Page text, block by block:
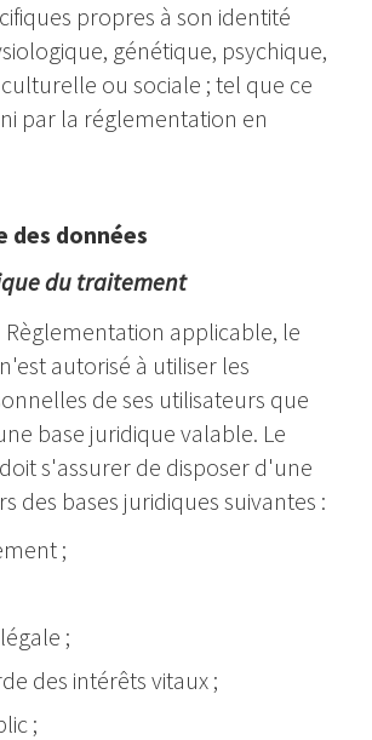
propres à son identité
génétique, psychique,
ou sociale ; tel que ce
par la réglementation en
des données
du traitement
Règlementation applicable, le
autorisé à utiliser les
de ses utilisateurs que
base juridique valable. Le
s'assurer de disposer d'une
des bases juridiques suivantes :
;
;
des intérêts vitaux ;
;